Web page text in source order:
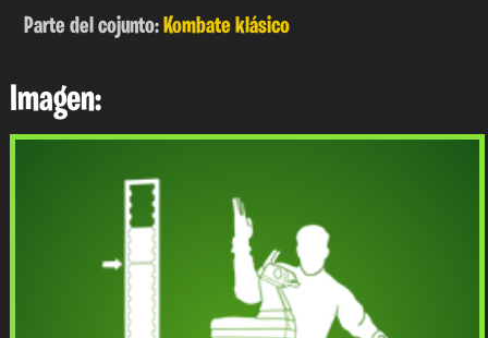
Parte del cojunto:Kombate klásico
Imagen: